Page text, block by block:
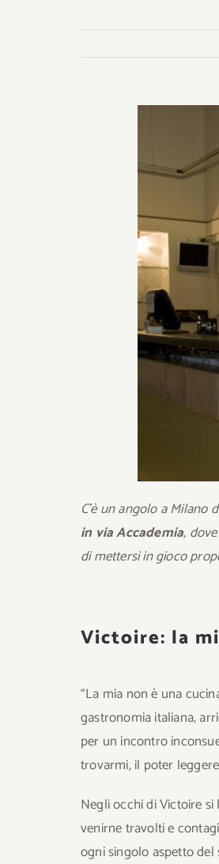
C’è un angolo a Milano
in via Accademia,
di mettersi in gioco
Victoire: la
“La mia non è una
gastronomia italiana,
per un incontro
trovarmi, il poter
Negli occhi di Victoire si
venirne travolti e
ogni singolo aspetto